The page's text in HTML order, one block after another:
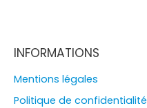
INFORMATIONS
Mentions légales
Politique de confidentialité